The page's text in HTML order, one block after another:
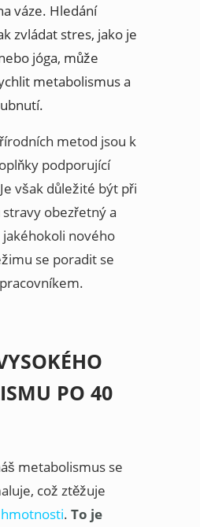
váze. Hledání
zvládat stres, jako je
jóga, může
metabolismus a
metod jsou k
podporující
však důležité být při
obezřetný a
nového
se poradit se
PO 40
metabolismus se
což ztěžuje
. To je